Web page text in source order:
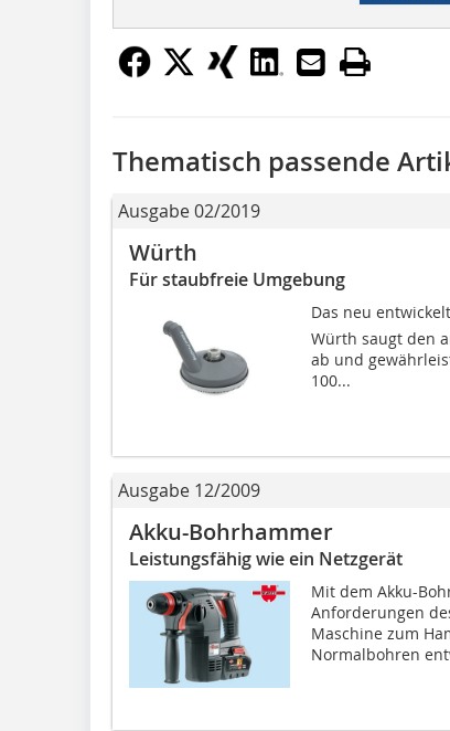
Thematisch passende
Ausgabe 02/2019
Würth
Für staubfreie Umgebung
Das neu
Würth saugt den
ab und
100...
Ausgabe 12/2009
Akku-Bohrhammer
Leistungsfähig wie ein Netzgerät
Mit dem Akku-
Anforderungen
Maschine zum
Normalbohren